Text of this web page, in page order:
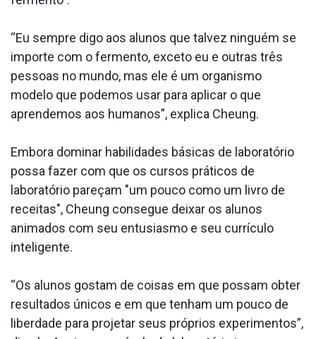
“Eu sempre digo aos alunos que talvez ninguém se
importe com o fermento, exceto eu e outras três
pessoas no mundo, mas ele é um organismo
modelo que podemos usar para aplicar o que
aprendemos aos humanos”, explica Cheung.
Embora dominar habilidades básicas de laboratório
possa fazer com que os cursos práticos de
laboratório pareçam "um pouco como um livro de
receitas", Cheung consegue deixar os alunos
animados com seu entusiasmo e seu currículo
inteligente.
“Os alunos gostam de coisas em que possam obter
resultados únicos e em que tenham um pouco de
liberdade para projetar seus próprios experimentos”,